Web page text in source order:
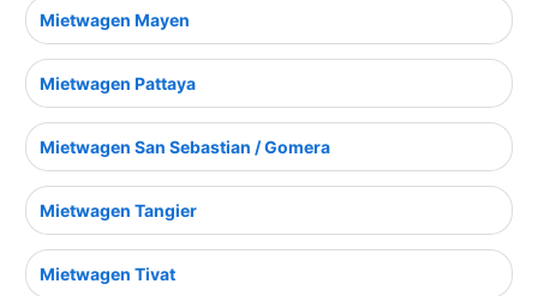
Mietwagen Mayen
Mietwagen Pattaya
Mietwagen San Sebastian / Gomera
Mietwagen Tangier
Mietwagen Tivat